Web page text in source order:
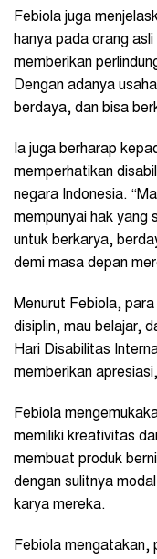
Febiola juga
hanya pada orang
memberikan
Dengan adanya
berdaya, dan bisa
Ia juga berharap
memperhatikan
negara Indonesia.
mempunyai hak yang
untuk berkarya,
demi masa depan
Menurut Febiola,
disiplin, mau belajar,
Hari Disabilitas
memberikan
Febiola
memiliki kreativitas
membuat produk
dengan sulitnya
karya mereka.
Febiola mengatakan,